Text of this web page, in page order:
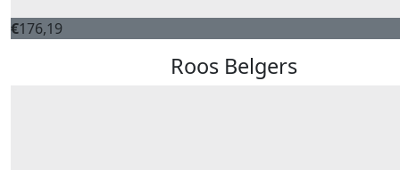
€176,19
Roos Belgers